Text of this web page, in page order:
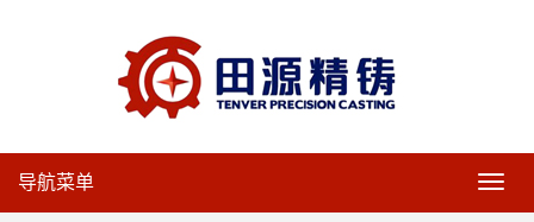
导
导航菜单